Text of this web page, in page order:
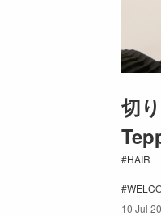
切
HAIR
10 Jul